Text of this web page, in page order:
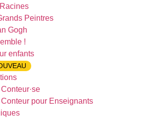
Peintres
Gogh
!
enfants
pour Enseignants